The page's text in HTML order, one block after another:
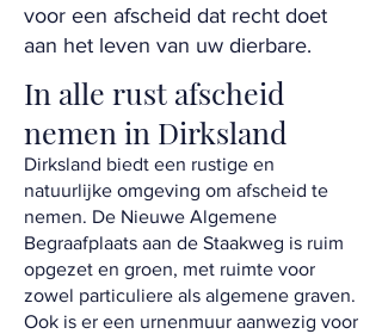
voor een afscheid dat recht doet
aan het leven van uw dierbare.
In alle rust afscheid
nemen in Dirksland
Dirksland biedt een rustige en
natuurlijke omgeving om afscheid te
nemen. De Nieuwe Algemene
Begraafplaats aan de Staakweg is ruim
opgezet en groen, met ruimte voor
zowel particuliere als algemene graven.
Ook is er een urnenmuur aanwezig voor